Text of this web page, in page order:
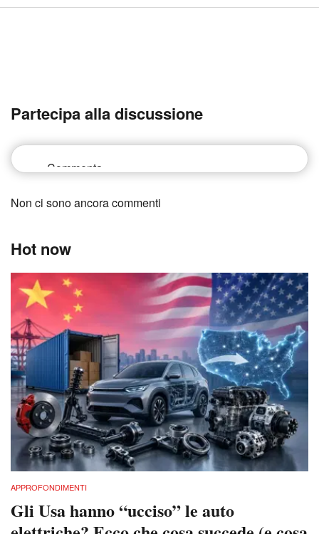
Partecipa alla discussione
Non ci sono ancora commenti
Hot now
APPROFONDIMENTI
Gli Usa hanno “ucciso” le auto